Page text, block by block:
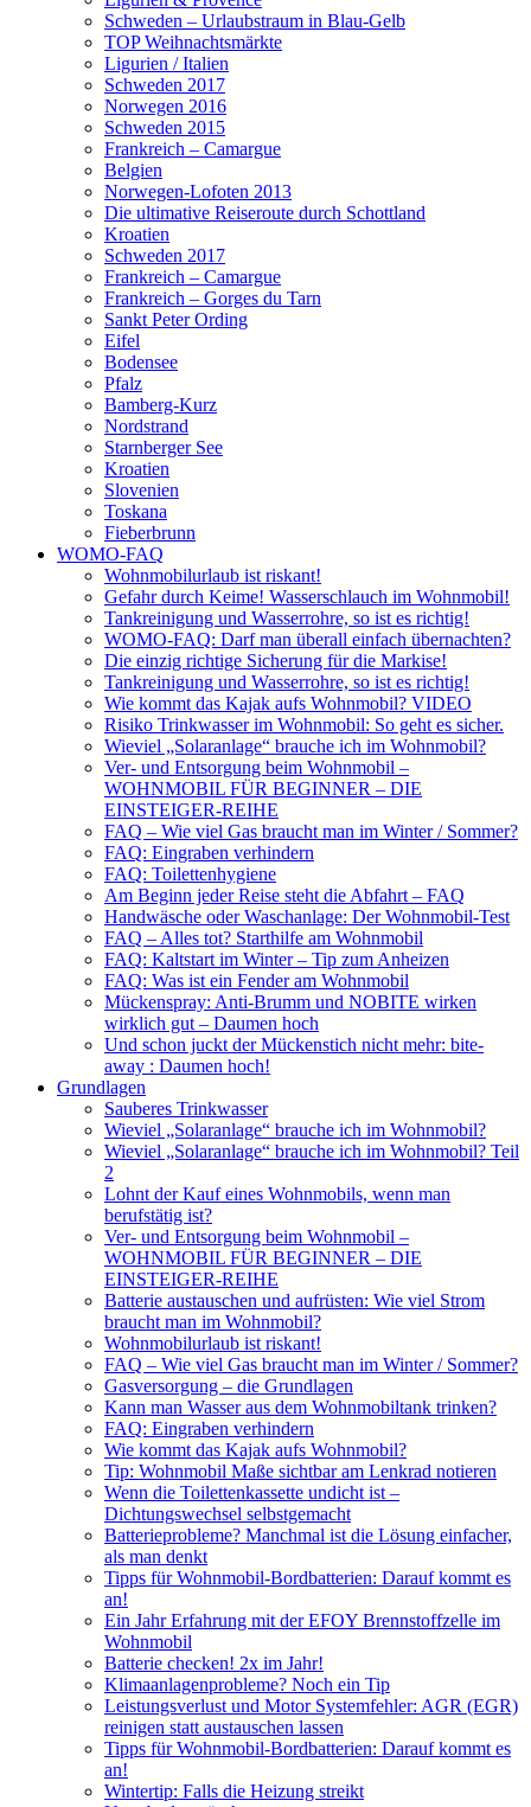
Schweden – Urlaubstraum in Blau-Gelb
TOP Weihnachtsmärkte
Ligurien / Italien
Schweden 2017
Norwegen 2016
Schweden 2015
Frankreich – Camargue
Belgien
Norwegen-Lofoten 2013
Die ultimative Reiseroute durch Schottland
Kroatien
Schweden 2017
Frankreich – Camargue
Frankreich – Gorges du Tarn
Sankt Peter Ording
Eifel
Bodensee
Pfalz
Bamberg-Kurz
Nordstrand
Starnberger See
Kroatien
Slovenien
Toskana
Fieberbrunn
WOMO-FAQ
Wohnmobilurlaub ist riskant!
Gefahr durch Keime! Wasserschlauch im Wohnmobil!
Tankreinigung und Wasserrohre, so ist es richtig!
WOMO-FAQ: Darf man überall einfach übernachten?
Die einzig richtige Sicherung für die Markise!
Tankreinigung und Wasserrohre, so ist es richtig!
Wie kommt das Kajak aufs Wohnmobil? VIDEO
Risiko Trinkwasser im Wohnmobil: So geht es sicher.
Wieviel „Solaranlage“ brauche ich im Wohnmobil?
Ver- und Entsorgung beim Wohnmobil –
WOHNMOBIL FÜR BEGINNER – DIE
EINSTEIGER-REIHE
FAQ – Wie viel Gas braucht man im Winter / Sommer?
FAQ: Eingraben verhindern
FAQ: Toilettenhygiene
Am Beginn jeder Reise steht die Abfahrt – FAQ
Handwäsche oder Waschanlage: Der Wohnmobil-Test
FAQ – Alles tot? Starthilfe am Wohnmobil
FAQ: Kaltstart im Winter – Tip zum Anheizen
FAQ: Was ist ein Fender am Wohnmobil
Mückenspray: Anti-Brumm und NOBITE wirken
wirklich gut – Daumen hoch
Und schon juckt der Mückenstich nicht mehr: bite-
away : Daumen hoch!
Grundlagen
Sauberes Trinkwasser
Wieviel „Solaranlage“ brauche ich im Wohnmobil?
Wieviel „Solaranlage“ brauche ich im Wohnmobil? Teil
2
Lohnt der Kauf eines Wohnmobils, wenn man
berufstätig ist?
Ver- und Entsorgung beim Wohnmobil –
WOHNMOBIL FÜR BEGINNER – DIE
EINSTEIGER-REIHE
Batterie austauschen und aufrüsten: Wie viel Strom
braucht man im Wohnmobil?
Wohnmobilurlaub ist riskant!
FAQ – Wie viel Gas braucht man im Winter / Sommer?
Gasversorgung – die Grundlagen
Kann man Wasser aus dem Wohnmobiltank trinken?
FAQ: Eingraben verhindern
Wie kommt das Kajak aufs Wohnmobil?
Tip: Wohnmobil Maße sichtbar am Lenkrad notieren
Wenn die Toilettenkassette undicht ist –
Dichtungswechsel selbstgemacht
Batterieprobleme? Manchmal ist die Lösung einfacher,
als man denkt
Tipps für Wohnmobil-Bordbatterien: Darauf kommt es
an!
Ein Jahr Erfahrung mit der EFOY Brennstoffzelle im
Wohnmobil
Batterie checken! 2x im Jahr!
Klimaanlagenprobleme? Noch ein Tip
Leistungsverlust und Motor Systemfehler: AGR (EGR)
reinigen statt austauschen lassen
Tipps für Wohnmobil-Bordbatterien: Darauf kommt es
an!
Wintertip: Falls die Heizung streikt